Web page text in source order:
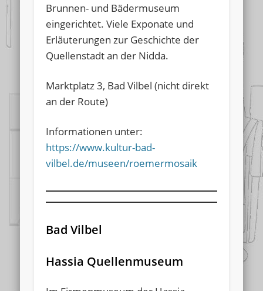
Brunnen- und Bädermuseum
eingerichtet. Viele Exponate und
Erläuterungen zur Geschichte der
Quellenstadt an der Nidda.
Marktplatz 3, Bad Vilbel (nicht direkt
an der Route)
Informationen unter:
https://www.kultur-bad-
vilbel.de/museen/roemermosaik
Bad Vilbel
Hassia Quellenmuseum